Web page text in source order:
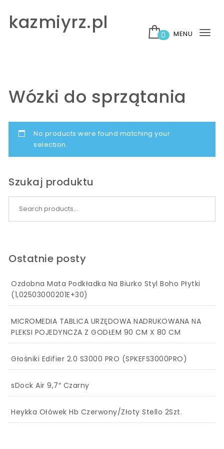
kazmiyrz.pl
0 MENU
Wózki do sprzątania
No products were found matching your
selection.
Szukaj produktu
Ostatnie posty
Ozdobna Mata Podkładka Na Biurko Styl Boho Płytki
(1,02503000201E+30)
MICROMEDIA TABLICA URZĘDOWA NADRUKOWANA NA
PLEKSI POJEDYNCZA Z GODŁEM 90 CM X 80 CM
Głośniki Edifier 2.0 S3000 PRO (SPKEFS3000PRO)
sDock Air 9,7″ Czarny
Heykka Ołówek Hb Czerwony/Złoty Stello 2Szt.